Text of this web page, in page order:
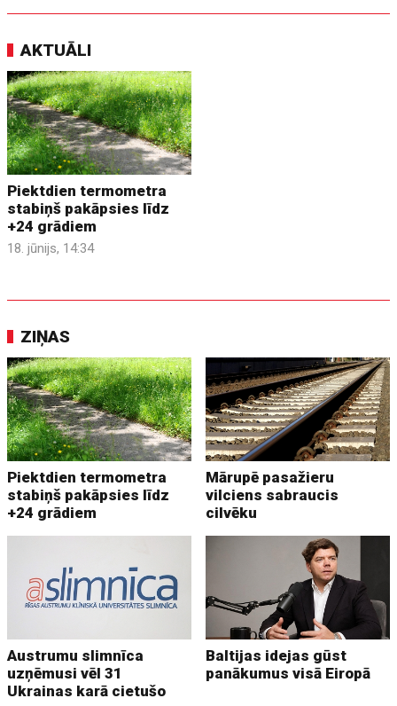
AKTUĀLI
Piektdien termometra
stabiņš pakāpsies līdz
+24 grādiem
18. jūnijs, 14:34
ZIŅAS
Piektdien termometra
stabiņš pakāpsies līdz
+24 grādiem
Mārupē pasažieru
vilciens sabraucis
cilvēku
Austrumu slimnīca
uzņēmusi vēl 31
Ukrainas karā cietušo
Baltijas idejas gūst
panākumus visā Eiropā